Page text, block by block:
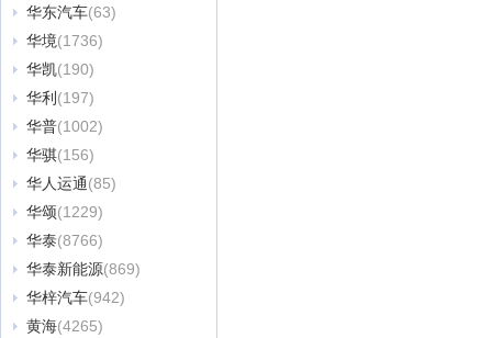
华东汽车(63)
华境(1736)
华凯(190)
华利 (197)
华普(1002)
华骐(156)
华人运通(85)
华颂(1229)
华泰(8766)
华泰新能源(869)
华梓汽车(942)
黄海(4265)